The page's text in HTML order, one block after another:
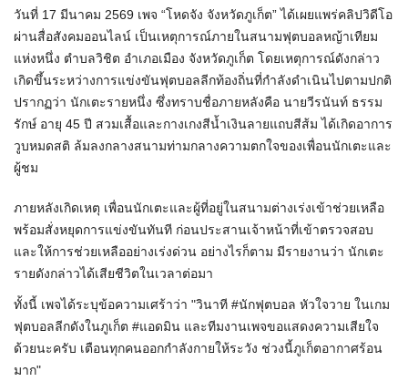
วันที่ 17 มีนาคม 2569 เพจ “โหดจัง จังหวัดภูเก็ต” ได้เผยแพร่คลิปวิดีโอ
ผ่านสื่อสังคมออนไลน์ เป็นเหตุการณ์ภายในสนามฟุตบอลหญ้าเทียม
แห่งหนึ่ง ตำบลวิชิต อำเภอเมือง จังหวัดภูเก็ต โดยเหตุการณ์ดังกล่าว
เกิดขึ้นระหว่างการแข่งขันฟุตบอลลีกท้องถิ่นที่กำลังดำเนินไปตามปกติ
ปรากฏว่า นักเตะรายหนึ่ง ซึ่งทราบชื่อภายหลังคือ นายวีรนันท์ ธรรม
รักษ์ อายุ 45 ปี สวมเสื้อและกางเกงสีน้ำเงินลายแถบสีส้ม ได้เกิดอาการ
วูบหมดสติ ล้มลงกลางสนามท่ามกลางความตกใจของเพื่อนนักเตะและ
ผู้ชม
ภายหลังเกิดเหตุ เพื่อนนักเตะและผู้ที่อยู่ในสนามต่างเร่งเข้าช่วยเหลือ
พร้อมสั่งหยุดการแข่งขันทันที ก่อนประสานเจ้าหน้าที่เข้าตรวจสอบ
และให้การช่วยเหลืออย่างเร่งด่วน อย่างไรก็ตาม มีรายงานว่า นักเตะ
รายดังกล่าวได้เสียชีวิตในเวลาต่อมา
ทั้งนี้ เพจได้ระบุข้อความเศร้าว่า "วินาที #นักฟุตบอล หัวใจวาย ในเกม
ฟุตบอลลีกดังในภูเก็ต #แอดมิน และทีมงานเพจขอแสดงความเสียใจ
ด้วยนะครับ เตือนทุกคนออกกำลังกายให้ระวัง ช่วงนี้ภูเก็ตอากาศร้อน
มาก"